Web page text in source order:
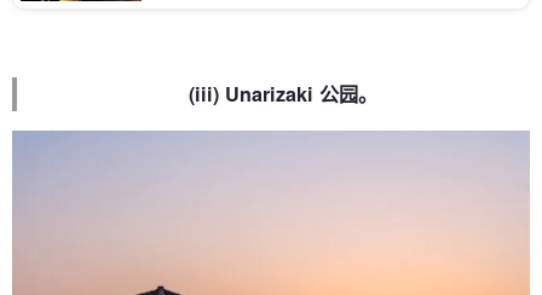
(iii) Unarizaki 公园。